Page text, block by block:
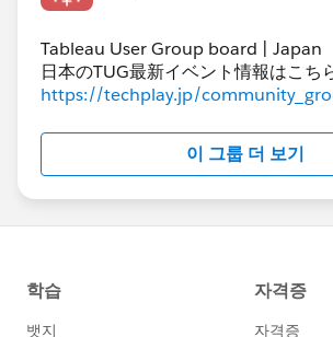
Tableau User Group board | Japan
日本のTUG最新イベント情報はこち
https://techplay.jp/
이 그룹 더 보기